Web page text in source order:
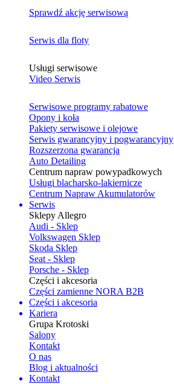
Sprawdź akcję serwisową
Serwis dla floty
Usługi serwisowe
Video Serwis
Serwisowe programy rabatowe
Opony i koła
Pakiety serwisowe i olejowe
Serwis gwarancyjny i pogwarancyjny
Rozszerzona gwarancja
Auto Detailing
Centrum napraw powypadkowych
Usługi blacharsko-lakiernicze
Centrum Napraw Akumulatorów
Serwis
Sklepy Allegro
Audi - Sklep
Volkswagen Sklep
Skoda Sklep
Seat - Sklep
Porsche - Sklep
Części i akcesoria
Części zamienne NORA B2B
Części i akcesoria
Kariera
Grupa Krotoski
Salony
Kontakt
O nas
Blog i aktualności
Kontakt